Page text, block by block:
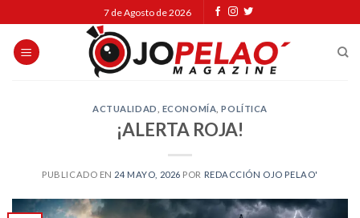
to
content
7 de Agosto de 2026
ACTUALIDAD ECONOMÍA ,POLÍTICA
¡ALERTA ROJA!
PUBLICADO EN 24 MAYO, 2026 POR REDACCIÓN OJO PELAO'